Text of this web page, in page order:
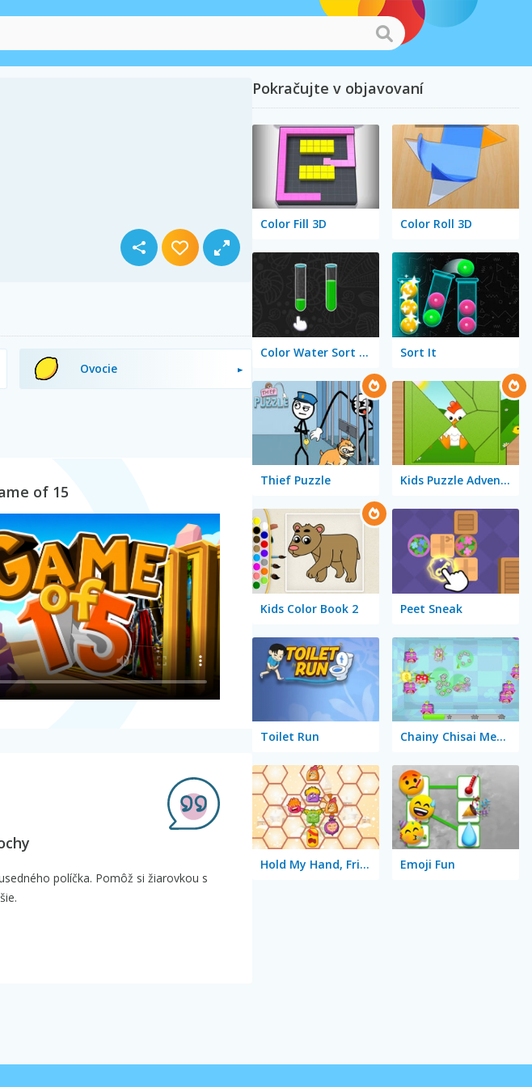
Ovocie
of 15
políčka. Pomôž si žiarovkou s
Pokračujte v objavovaní
Color Fill 3D Color Roll 3D
Color Water Sort 3D Sort It
Thief Puzzle Kids Puzzle Adventure
Kids Color Book 2 Peet Sneak
Toilet Run Chainy Chisai Medieval 2
Hold My Hand, Friend Emoji Fun